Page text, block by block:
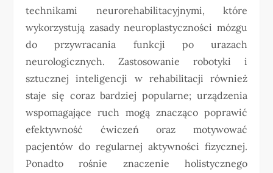
technikami neurorehabilitacyjnymi, które
wykorzystują zasady neuroplastyczności mózgu
do przywracania funkcji po urazach
neurologicznych. Zastosowanie robotyki i
sztucznej inteligencji w rehabilitacji również
staje się coraz bardziej popularne; urządzenia
wspomagające ruch mogą znacząco poprawić
efektywność ćwiczeń oraz motywować
pacjentów do regularnej aktywności fizycznej.
Ponadto rośnie znaczenie holistycznego